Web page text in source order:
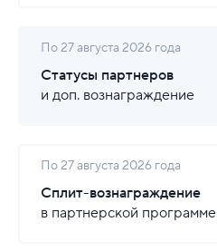
По 27 августа 2026 года
Статусы партнеров
и доп. вознаграждение
По 27 августа 2026 года
Сплит-вознаграждение
в партнерской программе